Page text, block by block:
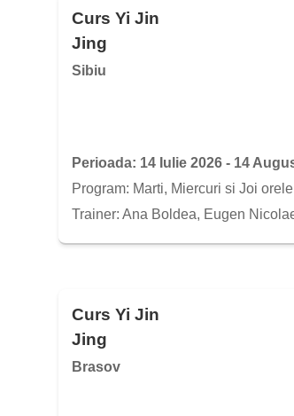
Curs Yi Jin
Jing
Sibiu
Perioada: 14 Iulie 2026 - 14
Program: Marti, Miercuri si Joi
Trainer: Ana Boldea, Eugen
Curs Yi Jin
Jing
Brasov